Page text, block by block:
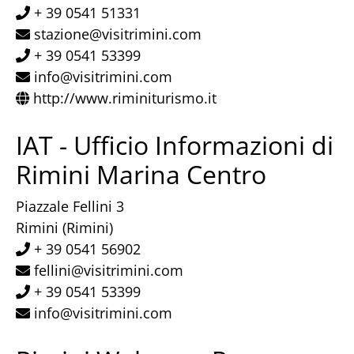
+ 39 0541 51331
stazione@visitrimini.com
+ 39 0541 53399
info@visitrimini.com
http://www.riminiturismo.it
IAT - Ufficio Informazioni di
Rimini Marina Centro
Piazzale Fellini 3
Rimini (Rimini)
+ 39 0541 56902
fellini@visitrimini.com
+ 39 0541 53399
info@visitrimini.com